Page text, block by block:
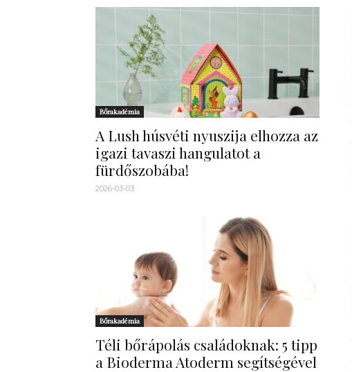
Bőrakadémia
A Lush húsvéti nyuszija elhozza az
igazi tavaszi hangulatot a
fürdőszobába!
2026-03-03
Bőrakadémia
Téli bőrápolás családoknak: 5 tipp
a Bioderma Atoderm segítségével